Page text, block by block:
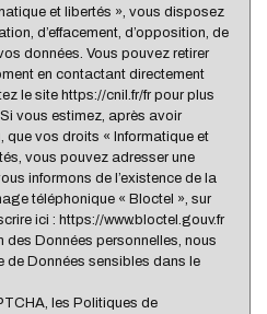
et libertés », vous disposez
d’effacement, d’opposition, de
données. Vous pouvez retirer
en contactant directement
le site https://cnil.fr/fr pour plus
vous estimez, après avoir
que vos droits « Informatique et
vous pouvez adresser une
informons de l’existence de la
téléphonique « Bloctel », sur
ici : https://www.bloctel.gouv.fr
Données personnelles, nous
de Données sensibles dans le
les Politiques de